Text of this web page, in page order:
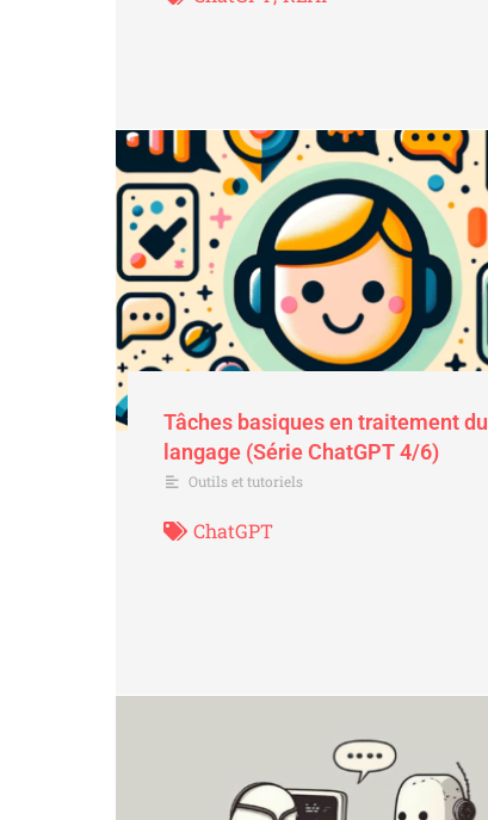
Tâches basiques en traitement du
langage (Série ChatGPT 4/6)
Outils et tutoriels
ChatGPT